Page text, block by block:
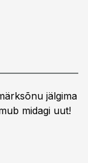
jälgima
midagi uut!